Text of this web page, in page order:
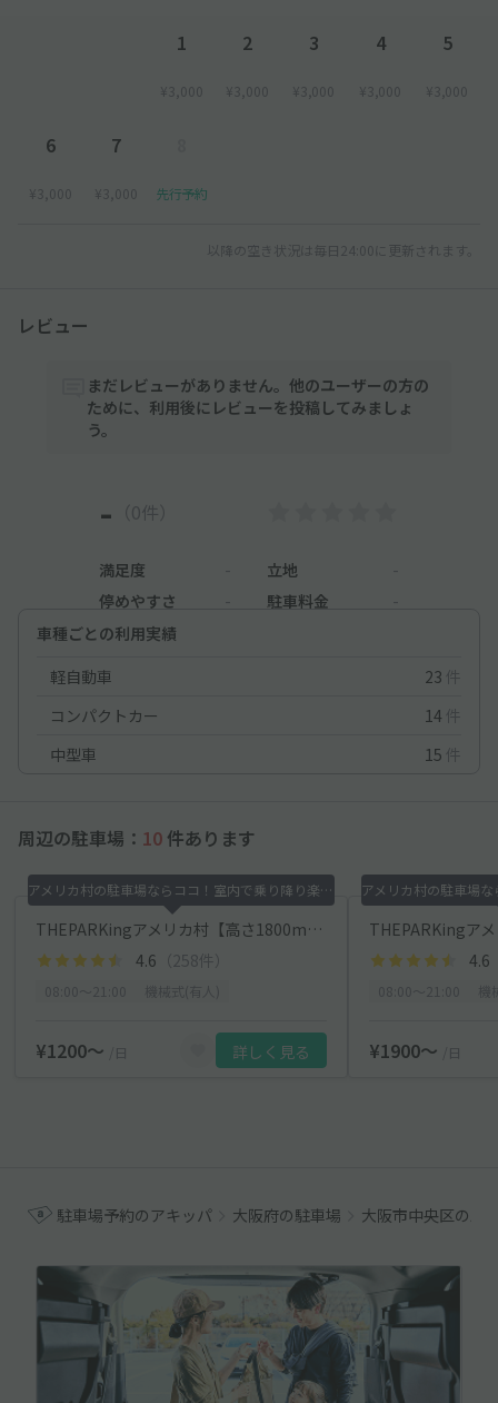
1
¥3,000
2
¥3,000
3
¥3,000
4
¥3,000
5
¥3,000
6
¥3,000
7
¥3,000 先行予約
以降の空き状況は毎日24:00に更新されます。
レビュー
まだレビューがありません。他のユーザーの方の
ために、利用後にレビューを投稿してみましょ
う。
- （0件）
満足度 立地
停めやすさ
駐車料金
車種ごとの利用実績
軽自動車
23 件
コンパクトカー
14 件
中型車
15 件
周辺の駐車場： 10 件あります
アメリカ村の駐車場ならココ！室内で乗り降り楽チン！
THEPARKingアメリカ村【高さ1800mmまで可】
4.6 （258件）
¥1200〜 /日 詳しく見る
4.6
¥1900〜 /日
駐車場予約のアキッパ 大阪府の駐車場 大阪市中央区の駐